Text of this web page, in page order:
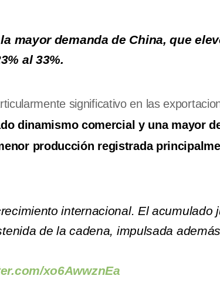
la mayor demanda de China, que
al 33%.
significativo en las
dinamismo comercial y una mayor
producción registrada
internacional. El acumulado
de la cadena, impulsada
xo6AwwznEa